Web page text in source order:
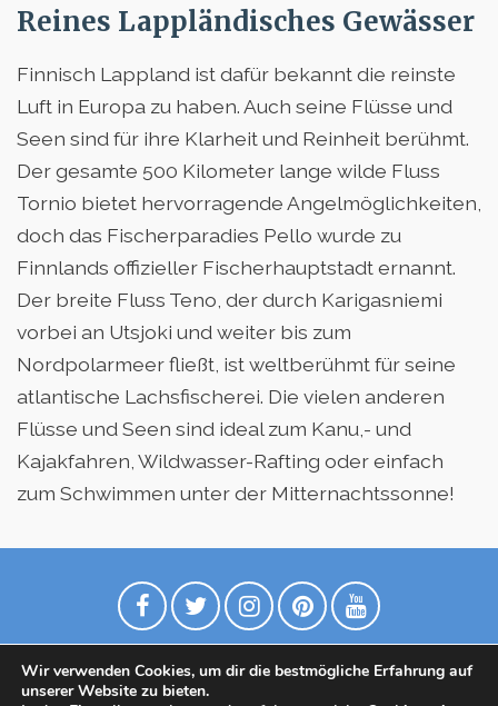
Reines Lappländisches Gewässer
Finnisch Lappland ist dafür bekannt die reinste
Luft in Europa zu haben. Auch seine Flüsse und
Seen sind für ihre Klarheit und Reinheit berühmt.
Der gesamte 500 Kilometer lange wilde Fluss
Tornio bietet hervorragende Angelmöglichkeiten,
doch das Fischerparadies Pello wurde zu
Finnlands offizieller Fischerhauptstadt ernannt.
Der breite Fluss Teno, der durch Karigasniemi
vorbei an Utsjoki und weiter bis zum
Nordpolarmeer fließt, ist weltberühmt für seine
atlantische Lachsfischerei. Die vielen anderen
Flüsse und Seen sind ideal zum Kanu,- und
Kajakfahren, Wildwasser-Rafting oder einfach
zum Schwimmen unter der Mitternachtssonne!
Wir verwenden Cookies, um dir die bestmögliche Erfahrung auf
unserer Website zu bieten.